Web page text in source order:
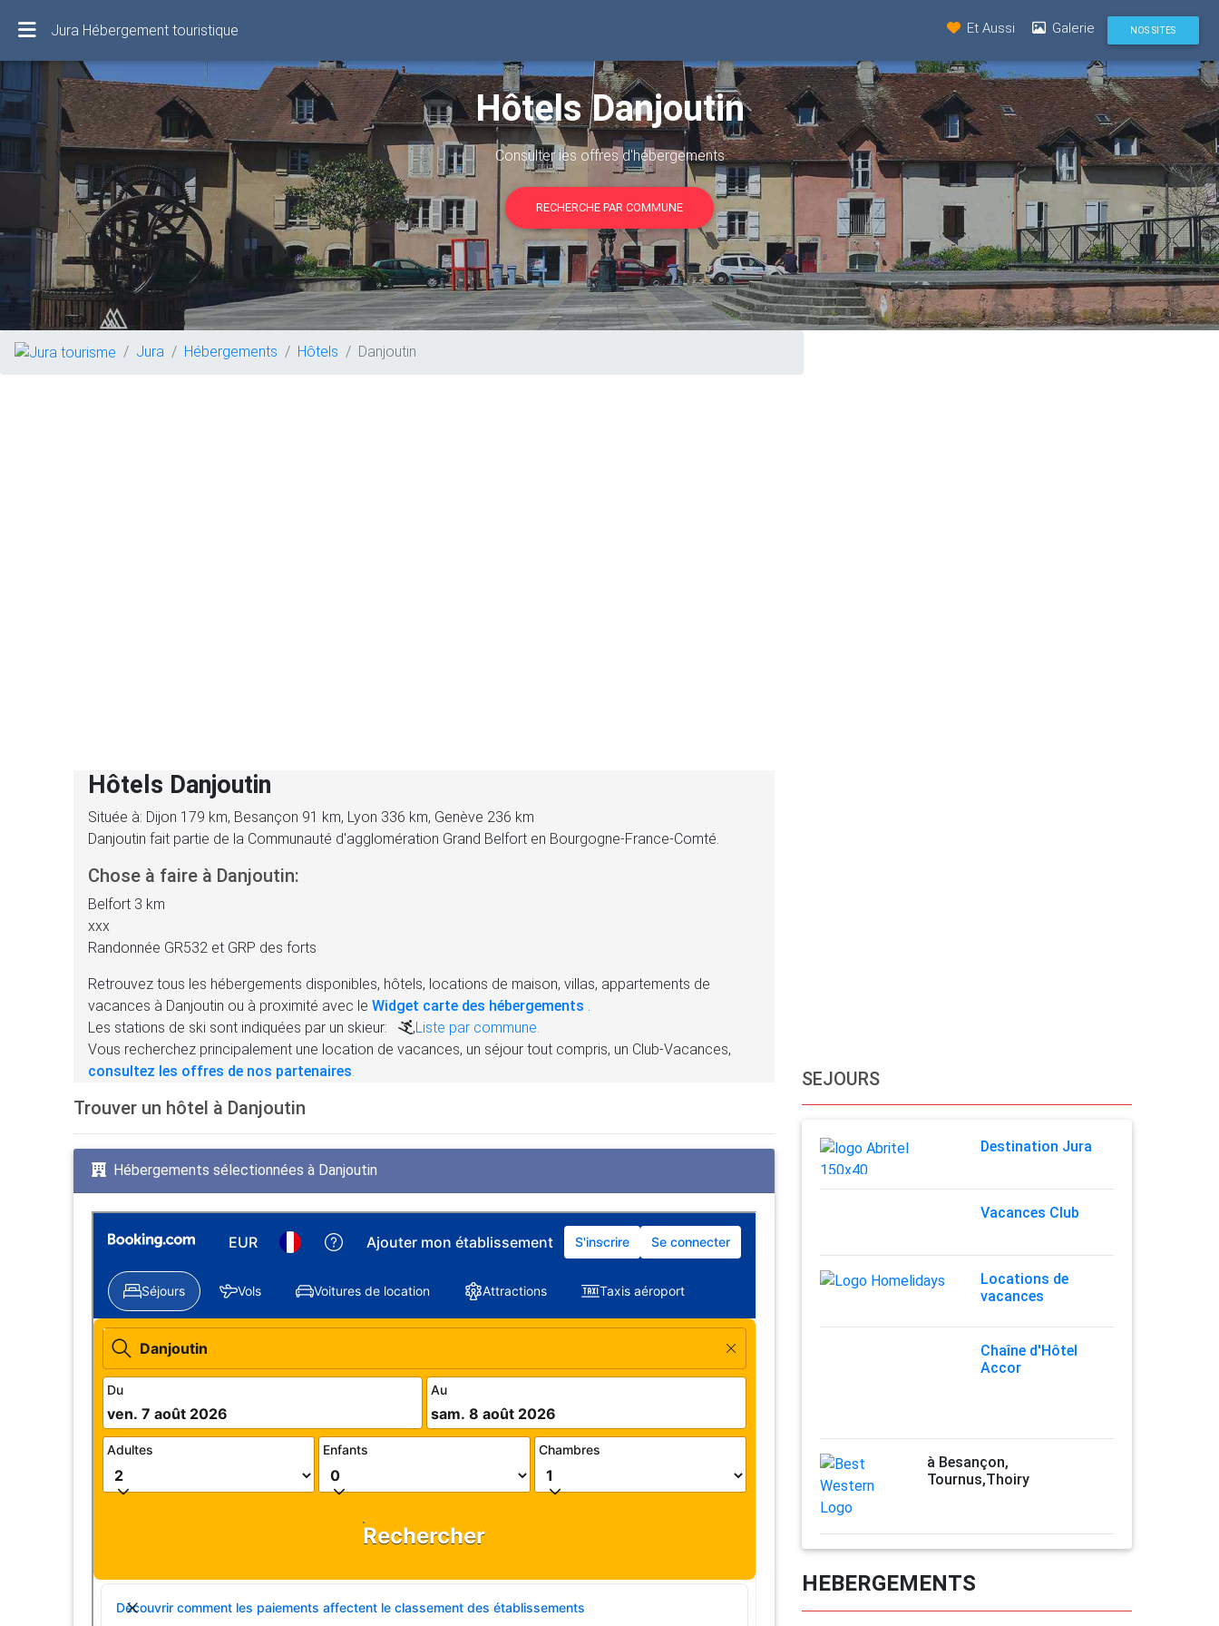
Jura Hébergement touristique Et Aussi Galerie NOS SITES
Hôtels Danjoutin
Consulter les offres d'hébergements
RECHERCHE PAR COMMUNE
Jura Hébergements Hôtels Danjoutin
Hôtels Danjoutin
Située à: Dijon 179 km, Besançon 91 km, Lyon 336 km, Genève 236 km
Danjoutin fait partie de la Communauté d'agglomération Grand Belfort en Bourgogne-France-Comté.
Chose à faire à Danjoutin:
Belfort 3 km
xxx
Randonnée GR532 et GRP des forts
Retrouvez tous les hébergements disponibles, hôtels, locations de maison, villas, appartements de
vacances à Danjoutin ou à proximité avec le Widget carte des hébergements
Les stations de ski sont indiquées par un skieur:
,Liste par commune.
Vous recherchez principalement une location de vacances, un séjour tout compris, un Club-Vacances,
consultez les offres de nos partenaires
Trouver un hôtel à Danjoutin
Hébergements sélectionnées à Danjoutin
SEJOURS
Destination Jura
Vacances Club
Locations de
vacances
Chaîne d'Hôtel
Accor
à Besançon,
Tournus,Thoiry
HEBERGEMENTS